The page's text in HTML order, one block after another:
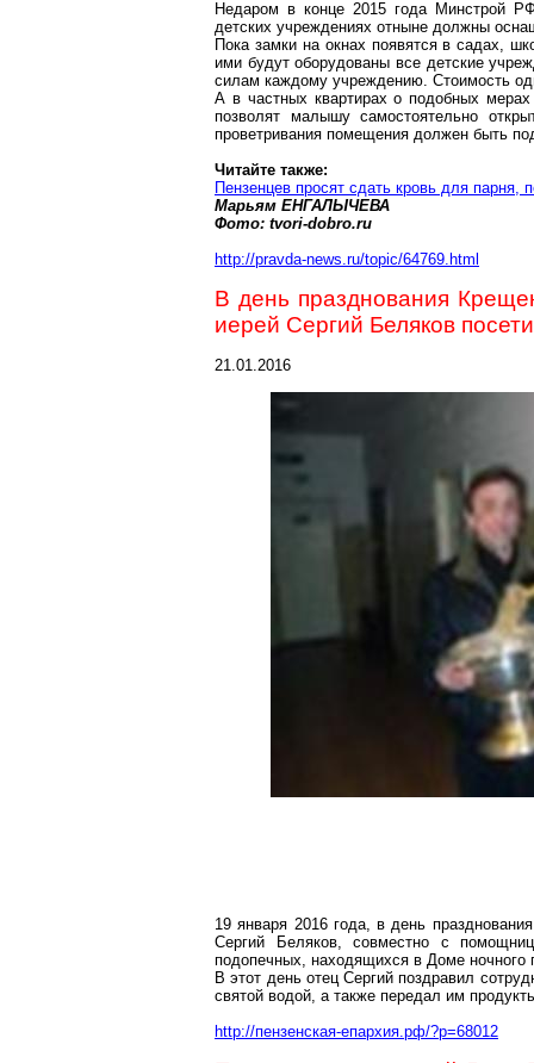
Недаром в конце 2015 года Минстрой
детских учреждениях отныне должны
Пока замки на окнахпоявятся в садах,
ими будут оборудованы все детские
силам каждому учреждению. Стоимость
А в частных квартирах о подобных
позволят малышу самостоятельно
проветривания помещения должен быть
Читайте также:
Пензенцев просят сдать кровь для парня,
Марьям ЕНГАЛЫЧЕВА
Фото: tvori-dobro.ru
http://pravda-news.ru/topic/64769.html
В день празднования
иерей Сергий Беляков
21.01.2016
19 января 2016 года, в день
Сергий Беляков, совместно с
подопечных, находящихся в Доме ночного
В этот день отец Сергий поздравил
святой водой, а также передал им
http://пензенская-епархия.рф/?p=68012